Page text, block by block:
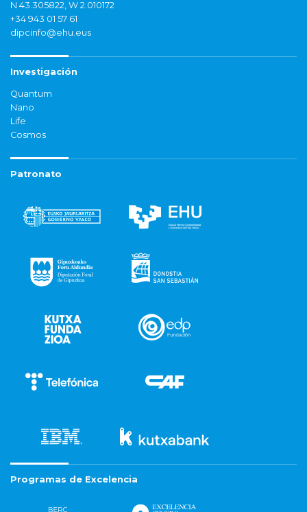
N 43.305822, W 2.010172
+34 943 01 57 61
dipcinfo@ehu.eus
Investigación
Quantum
Nano
Life
Cosmos
Patronato
Programas de Excelencia